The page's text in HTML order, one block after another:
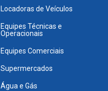
Locadoras de Veículos
Equipes Técnicas e
Operacionais
Equipes Comerciais
Supermercados
Água e Gás